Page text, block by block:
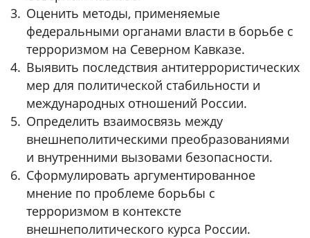
Оценить методы, применяемые
федеральными органами власти в борьбе с
терроризмом на Северном Кавказе.
Выявить последствия антитеррористических
мер для политической стабильности и
международных отношений России.
Определить взаимосвязь между
внешнеполитическими преобразованиями
и внутренними вызовами безопасности.
Сформулировать аргументированное
мнение по проблеме борьбы с
терроризмом в контексте
внешнеполитического курса России.